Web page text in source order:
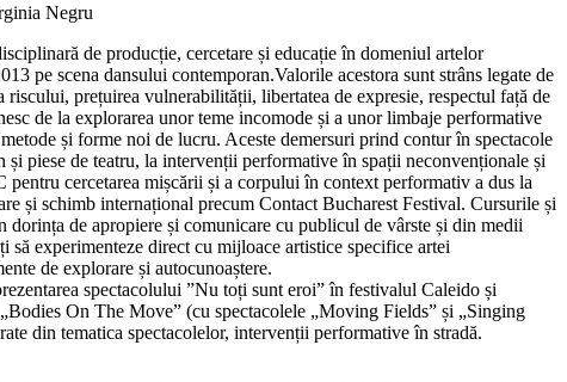
Negru
de producție, cercetare și educație în domeniul artelor
pe scena dansului contemporan.Valorile acestora sunt strâns legate de
riscului, prețuirea vulnerabilității, libertatea de expresie, respectul față de
de la explorarea unor teme incomode și a unor limbaje performative
și forme noi de lucru. Aceste demersuri prind contur în spectacole
și piese de teatru, la intervenții performative în spații neconvenționale și
cercetarea mișcării și a corpului în context performativ a dus la
și schimb internațional precum Contact Bucharest Festival. Cursurile și
dorința de apropiere și comunicare cu publicul de vârste și din medii
să experimenteze direct cu mijloace artistice specifice artei
de explorare și autocunoaștere.
spectacolului ”Nu toți sunt eroi” în festivalul Caleido și
On The Move” (cu spectacolele „Moving Fields” și „Singing
din tematica spectacolelor, intervenții performative în stradă.